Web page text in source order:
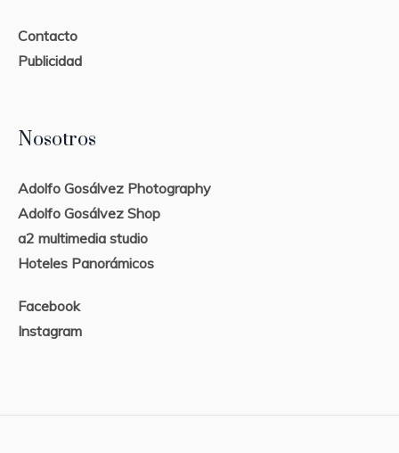
Contacto
Publicidad
Nosotros
Adolfo Gosálvez Photography
Adolfo Gosálvez Shop
a2 multimedia studio
Hoteles Panorámicos
Facebook
Instagram